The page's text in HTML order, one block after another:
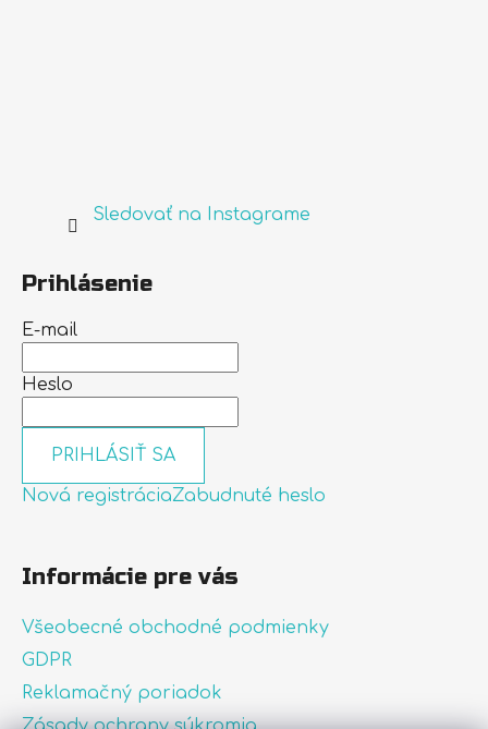
Sledovať na Instagrame
Prihlásenie
E-mail
Heslo
PRIHLÁSIŤ SA
Nová registráciaZabudnuté heslo
Informácie pre vás
Všeobecné obchodné podmienky
GDPR
Reklamačný poriadok